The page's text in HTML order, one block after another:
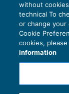
without
technical To
or change your
Cookie
cookies,
information